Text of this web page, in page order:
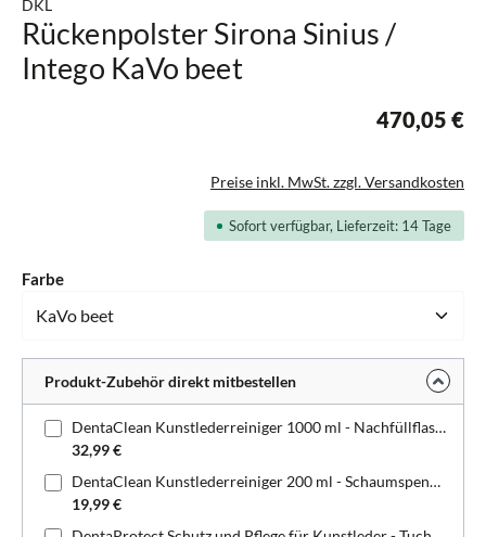
DKL
Rückenpolster Sirona Sinius /
Intego KaVo beet
470,05 €
Preise inkl. MwSt. zzgl. Versandkosten
Sofort verfügbar, Lieferzeit: 14 Tage
Farbeauswählen
Produkt-Zubehör direkt mitbestellen
DentaClean Kunstlederreiniger 1000 ml - Nachfüllflasche
32,99 €
DentaClean Kunstlederreiniger 200 ml - Schaumspenderflasche
19,99 €